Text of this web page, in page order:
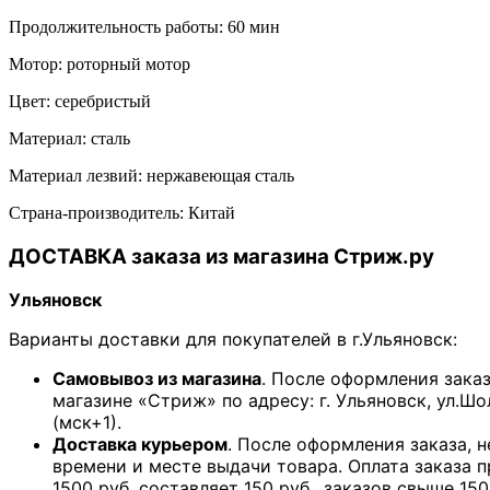
Продолжительность работы: 60 мин
Мотор: роторный мотор
Цвет: серебристый
Материал: сталь
Материал лезвий: нержавеющая сталь
Страна-производитель: Китай
ДОСТАВКА заказа из магазина Стриж.ру
Ульяновск
Варианты доставки для покупателей в г.Ульяновск:
Самовывоз из магазина. После оформления
магазине «Стриж» по адресу: г. Ульяновск,
(мск+1).
Доставка курьером. После оформления заказа,
времени и месте выдачи товара. Оплата заказа